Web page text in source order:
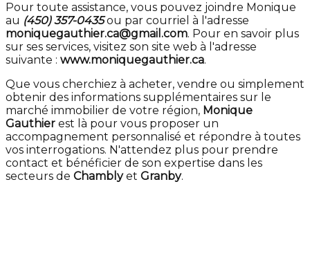
Pour toute assistance, vous pouvez joindre Monique
au (450) 357-0435ou par courriel à l'adresse
moniquegauthier.ca@gmail.com. Pour en savoir plus
sur ses services, visitez son site web à l'adresse
suivante : www.moniquegauthier.ca.
Que vous cherchiez à acheter, vendre ou simplement
obtenir des informations supplémentaires sur le
marché immobilier de votre région, Monique
Gauthier est là pour vous proposer un
accompagnement personnalisé et répondre à toutes
vos interrogations. N'attendez plus pour prendre
contact et bénéficier de son expertise dans les
secteurs de Chamblyet Granby.